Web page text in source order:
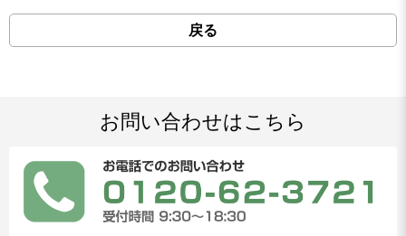
戻る
お問い合わせはこちら